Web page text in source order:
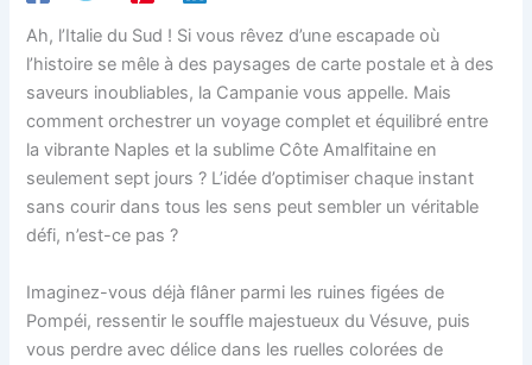
Ah, l’Italie du Sud ! Si vous rêvez d’une escapade où
l’histoire se mêle à des paysages de carte postale et à des
saveurs inoubliables, la Campanie vous appelle. Mais
comment orchestrer un voyage complet et équilibré entre
la vibrante Naples et la sublime Côte Amalfitaine en
seulement sept jours ? L’idée d’optimiser chaque instant
sans courir dans tous les sens peut sembler un véritable
défi, n’est-ce pas ?
Imaginez-vous déjà flâner parmi les ruines figées de
Pompéi, ressentir le souffle majestueux du Vésuve, puis
vous perdre avec délice dans les ruelles colorées de